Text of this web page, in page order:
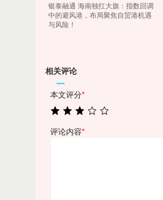
银泰融通 海南独扛大旗：指数回调
中的避风港，布局聚焦自贸港机遇
与风险！
相关评论
本文评分*
评论内容*